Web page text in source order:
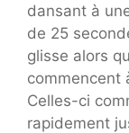
dansant à
de 25
glisse alors
commencent
Celles-ci
rapidement